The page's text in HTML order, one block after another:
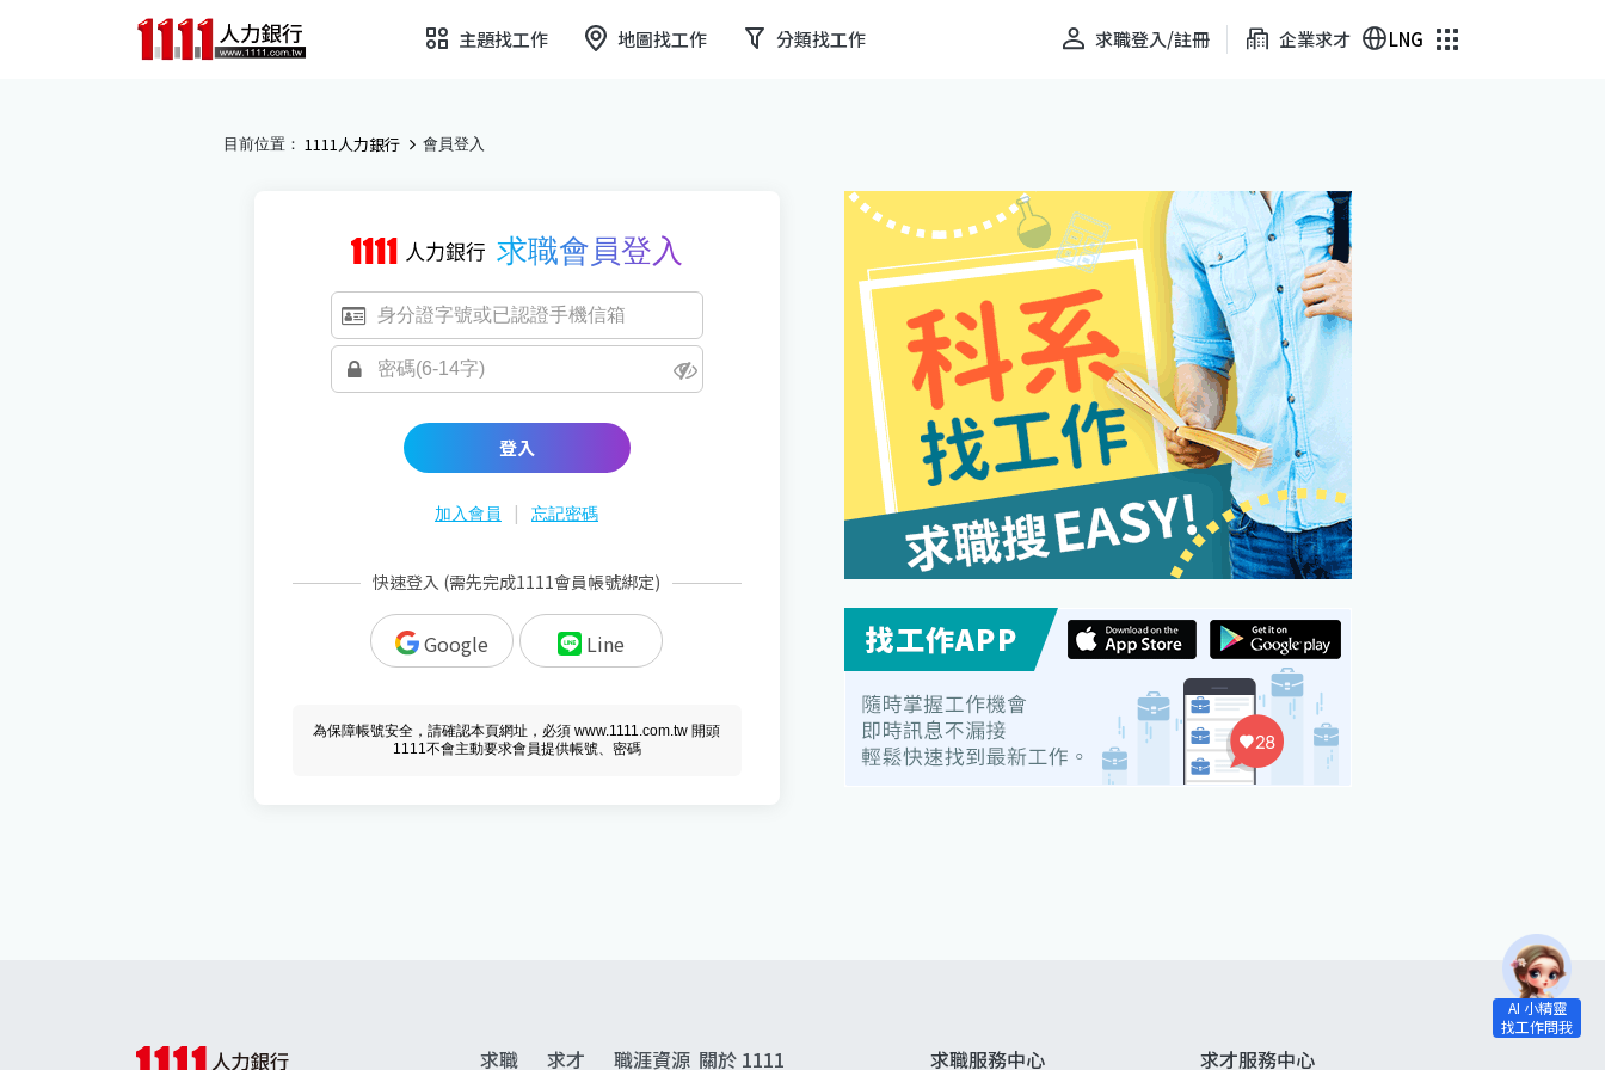
主題找工作 地圖找工作 分類找工作 求職登入/註冊 企業求才 LNG
目前位置： 1111人力銀行 會員登入
求職會員登入
登入
加入會員 | 忘記密碼
快速登入 (需先完成1111會員帳號綁定)
Google Line
為保障帳號安全，請確認本頁網址，必須 www.1111.com.tw 開頭
1111不會主動要求會員提供帳號、密碼
求職 求才 職涯資源 關於 1111 求職服務中心 求才服務中心